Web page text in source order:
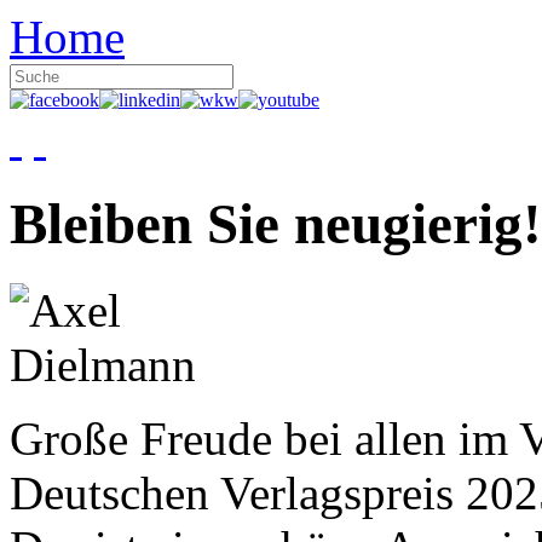
Home
Bleiben Sie neugierig!
Große Freude bei allen im
Deutschen Verlagspreis